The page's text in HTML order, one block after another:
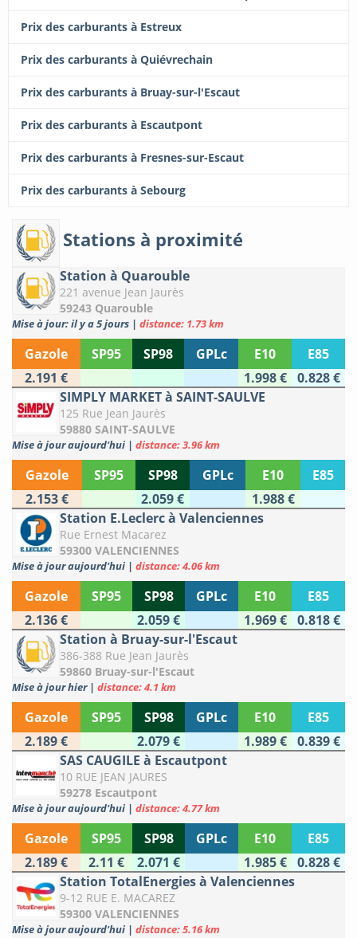
Prix des carburants à Estreux
Prix des carburants à Quiévrechain
Prix des carburants à Bruay-sur-l'Escaut
Prix des carburants à Escautpont
Prix des carburants à Fresnes-sur-Escaut
Prix des carburants à Sebourg
Stations à proximité
Station à Quarouble
221 avenue Jean Jaurès
59243 Quarouble
Mise à jour: il y a 5 jours | distance: 1.73 km
Gazole SP95 SP98 GPLc E10
E85
2.191 €
1.998 €
0.828 €
SIMPLY MARKET à SAINT-SAULVE
125 Rue Jean Jaurès
59880 SAINT-SAULVE
Mise à jour aujourd'hui | distance: 3.96 km
Gazole SP95 SP98 GPLc E10
E85
2.153 €
2.059 €
1.988 €
Station E.Leclerc à Valenciennes
Rue Ernest Macarez
59300 VALENCIENNES
Mise à jour aujourd'hui | distance: 4.06 km
Gazole SP95 SP98 GPLc E10
E85
2.136 €
2.059 € 1.969 €
0.818 €
Station à Bruay-sur-l'Escaut
386-388 Rue Jean Jaurès
59860 Bruay-sur-l'Escaut
Mise à jour hier | distance: 4.1 km
Gazole SP95 SP98 GPLc E10
E85
2.189 €
2.079 € 1.989 €
0.839 €
SAS CAUGILE à Escautpont
10 RUE JEAN JAURES
59278 Escautpont
Mise à jour aujourd'hui | distance: 4.77 km
Gazole SP95 SP98 GPLc E10
E85
2.189 €
2.11 € 2.071 € 1.985 €
0.828 €
Station TotalEnergies à Valenciennes
9-12 RUE E. MACAREZ
59300 VALENCIENNES
Mise à jour aujourd'hui | distance: 5.16 km